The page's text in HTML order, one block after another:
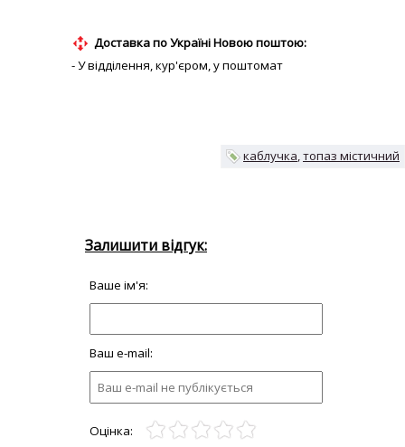
Доставка по Україні Новою поштою:
- У відділення, кур'єром, у поштомат
каблучка топаз містичний